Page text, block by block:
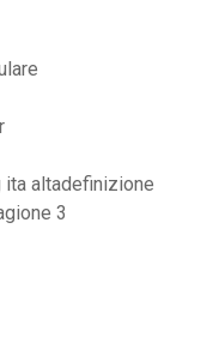
ita altadefinizione
3